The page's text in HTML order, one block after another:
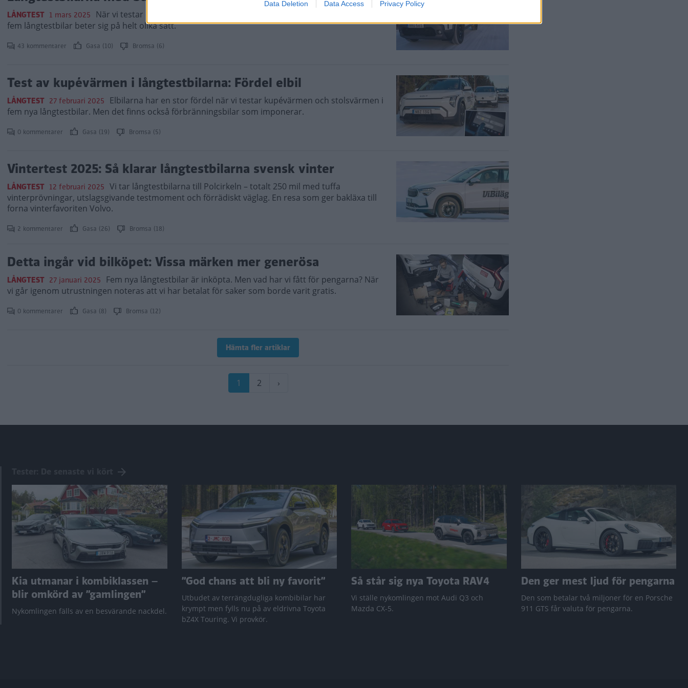
Data Deletion Data Access Privacy Policy
LÅNGTEST 1 mars 2025 När vi testar drivgreppet från start i en uppförsbacke visar det sig att våra
fem långtestbilar beter sig på helt olika sätt.
43 kommentarer Gasa (10) Bromsa (6)
Test av kupévärmen i långtestbilarna: Fördel elbil
LÅNGTEST 27 februari 2025 Elbilarna har en stor fördel när vi testar kupévärmen och stolsvärmen i
fem nya långtestbilar. Men det finns också förbränningsbilar som imponerar.
0 kommentarer Gasa (19) Bromsa (5)
Vintertest 2025: Så klarar långtestbilarna svensk vinter
LÅNGTEST 12 februari 2025 Vi tar långtestbilarna till Polcirkeln – totalt 250 mil med tuffa
vinterprövningar, utslagsgivande testmoment och förrädiskt väglag. En resa som ger bakläxa till
forna vinterfavoriten Volvo.
2 kommentarer Gasa (26) Bromsa (18)
Detta ingår vid bilköpet: Vissa märken mer generösa
LÅNGTEST 27 januari 2025 Fem nya långtestbilar är inköpta. Men vad har vi fått för pengarna? När
vi går igenom utrustningen noteras att vi har betalat för saker som borde varit gratis.
0 kommentarer Gasa (8) Bromsa (12)
Hämta fler artiklar
Nuvarande
1 Sida
2
Nästa
›
Kia utmanar i kombiklassen –
blir omkörd av ”gamlingen”
Nykomlingen fälls av en besvärande nackdel.
”God chans att bli ny favorit”
Utbudet av terrängdugliga kombibilar har
krympt men fylls nu på av eldrivna Toyota
bZ4X Touring. Vi provkör.
Så står sig nya Toyota RAV4
Vi ställe nykomlingen mot Audi Q3 och
Mazda CX-5.
Den ger mest ljud för pengarna
Den som betalar två miljoner för en Porsche
911 GTS får valuta för pengarna.